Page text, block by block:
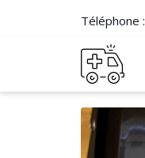
Téléphone :